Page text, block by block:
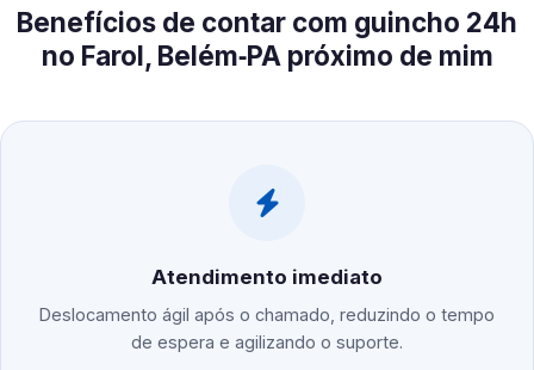
Benefícios de contar com guincho 24h
no Farol, Belém‑PA próximo de mim
Atendimento imediato
Deslocamento ágil após o chamado, reduzindo o tempo
de espera e agilizando o suporte.